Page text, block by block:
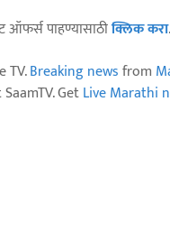
ऑफर्स पाहण्यासाठीक्लिक करा.
TV.Breaking newsfrom
GetLive Marathi